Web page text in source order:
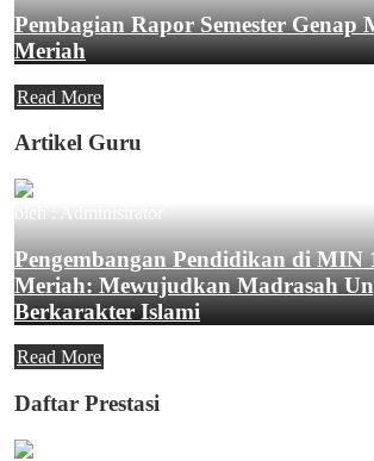
Pembagian Rapor Semester Genap
Meriah
Read More
Artikel Guru
oleh : Administrator
Pengembangan Pendidikan di MIN
Meriah: Mewujudkan Madrasah
Berkarakter Islami
Read More
Daftar Prestasi